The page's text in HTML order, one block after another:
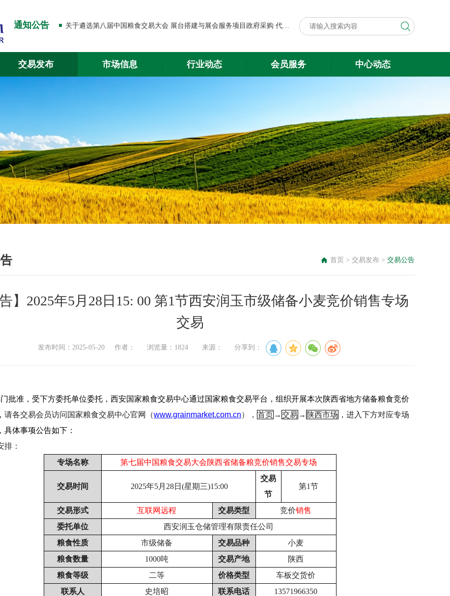
通知公告
关于遴选第八届中国粮食交易大会 展台搭建与展会服务项目政府采购 代理机构的公告
交易发布 市场信息 行业动态 会员服务 中心动态
首页 > 交易发布 > 交易公告
告】2025年5月28日15: 00 第1节西安润玉市级储备小麦竞价销售专场
交易
发布时间：2025-05-20 作者： 浏览量：1824 来源： 分享到：
批准，受下方委托单位委托，西安国家粮食交易中心通过国家粮食交易平台，组织开展本次陕西省地方储备粮食竞价
请各交易会员访问国家粮食交易中心官网（www.grainmarket.com.cn）， 首页 → 交易 → 陕西市场 ，进入下方对应专场
具体事项公告如下：
排：
专场名称
第七届中国粮食交易大会陕西省储备粮竞价销售交易专场
交易时间 2025年5月28日(星期三)15:00
交易
节
第1节
交易形式 互联网远程 交易类型 竞价销售
委托单位
西安润玉仓储管理有限责任公司
粮食性质
市级储备 交易品种
小麦
粮食数量
1000吨 交易产地
陕西
粮食等级
二等 价格类型
车板交货价
联系人
史培昭 联系电话
13571966350